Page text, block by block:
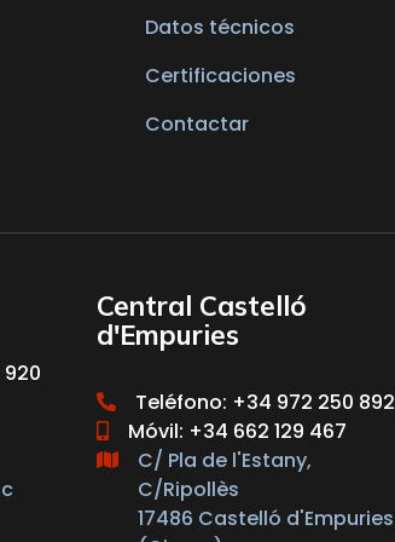
Datos técnicos
Certificaciones
Contactar
Central Castelló
d'Empuries
Teléfono: +34 972 250 892
Móvil: +34 662 129 467
C/ Pla de l'Estany,
C/Ripollès
17486 Castelló d'Empuries